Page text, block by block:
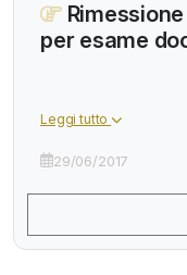
per esame
Leggi tutto
29/06/2017